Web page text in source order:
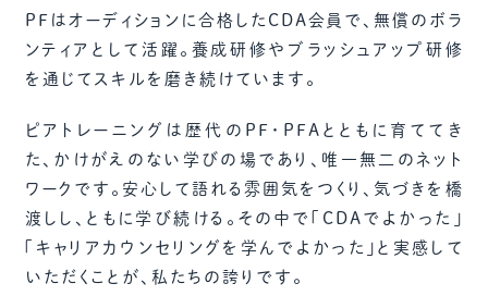
PFはオーディションに合格したCDA会員で、無償のボラ
ンティアとして活躍。養成研修やブラッシュアップ研修
を通じてスキルを磨き続けています。
ピアトレーニングは歴代のPF・PFAとともに育ててき
た、かけがえのない学びの場であり、唯一無二のネット
ワークです。安心して語れる雰囲気をつくり、気づきを橋
渡しし、ともに学び続ける。その中で「CDAでよかった」
「キャリアカウンセリングを学んでよかった」と実感して
いただくことが、私たちの誇りです。